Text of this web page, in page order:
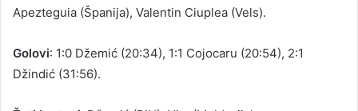
Apezteguia (Španija), Valentin Ciuplea (Vels).
Golovi: 1:0 Džemić (20:34), 1:1 Cojocaru (20:54), 2:1
Džindić (31:56).